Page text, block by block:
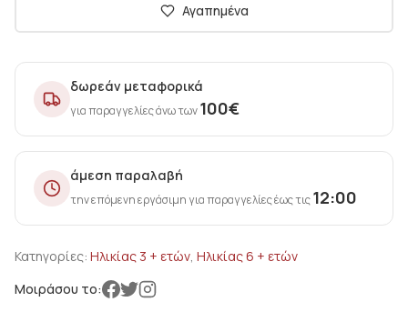
Αγαπημένα
δωρεάν μεταφορικά
για παραγγελίες άνω των100€
άμεση παραλαβή
την επόμενη εργάσιμη για παραγγελίες έως τις12:00
Κατηγορίες: Ηλικίας 3 + ετών, Ηλικίας 6 + ετών
Μοιράσου το: